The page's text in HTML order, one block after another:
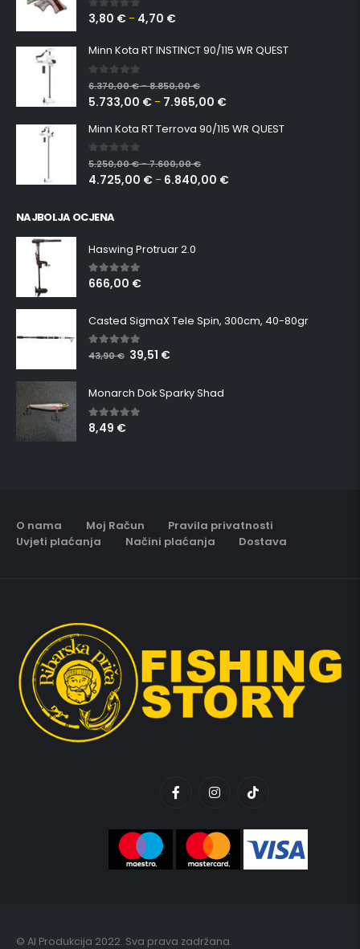
0 out of 5
3,80 € – 4,70 €
Minn Kota RT INSTINCT 90/115 WR QUEST
0 out of 5
6.370,00€–8.850,00€
5.733,00 € – 7.965,00 €
Minn Kota RT Terrova 90/115 WR QUEST
0 out of 5
5.250,00€–7.600,00€
4.725,00 € – 6.840,00 €
NAJBOLJA OCJENA
Haswing Protruar 2.0
5.00 out of 5
666,00 €
Casted SigmaX Tele Spin, 300cm, 40-80gr
5.00out of 5
43,90€ 39,51 €
Monarch Dok Sparky Shad
5.00 out of 5
8,49 €
O nama Moj Račun
Pravila privatnosti
Uvjeti plaćanja
Načini plaćanja Dostava
© AI Produkcija 2022. Sva prava zadržana.